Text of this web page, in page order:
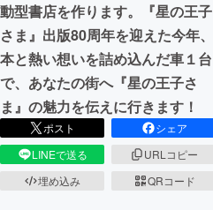
動型書店を作ります。『星の王子
さま』出版80周年を迎えた今年、
本と熱い想いを詰め込んだ車１台
で、あなたの街へ『星の王子さ
ま』の魅力を伝えに行きます！
ポスト
シェア
LINEで送る
URLコピー
埋め込み
QRコード